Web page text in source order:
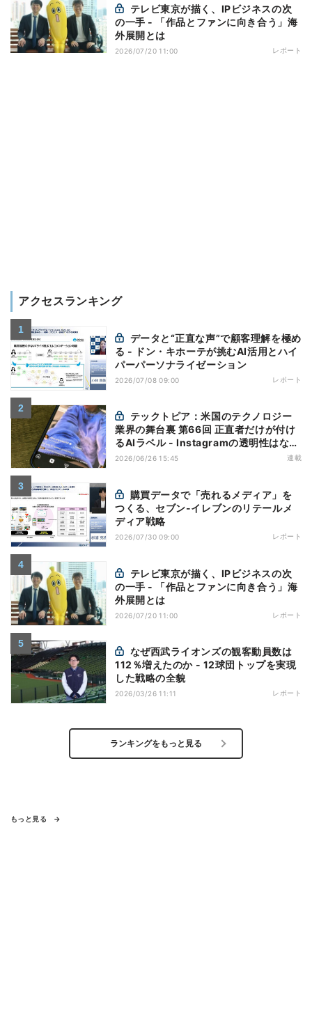
の一手 - 「作品とファンに向き合う」海
外展開とは
2026/07/20 11:00 レポート
アクセスランキング
る - ドン・キホーテが挑むAI活用とハイ
パーパーソナライゼーション
2026/07/08 09:00 レポート
業界の舞台裏 第66回 正直者だけが付け
るAIラベル - Instagramの透明性はなぜ
逆効果になり得るのか
2026/06/26 15:45 連載
つくる、セブン-イレブンのリテールメ
ディア戦略
2026/07/30 09:00 レポート
の一手 - 「作品とファンに向き合う」海
外展開とは
2026/07/20 11:00 レポート
112％増えたのか - 12球団トップを実現
した戦略の全貌
2026/03/26 11:11 レポート
ランキングをもっと見る
もっと見る